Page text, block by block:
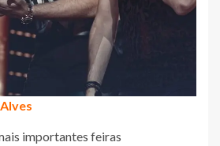
importantes feiras